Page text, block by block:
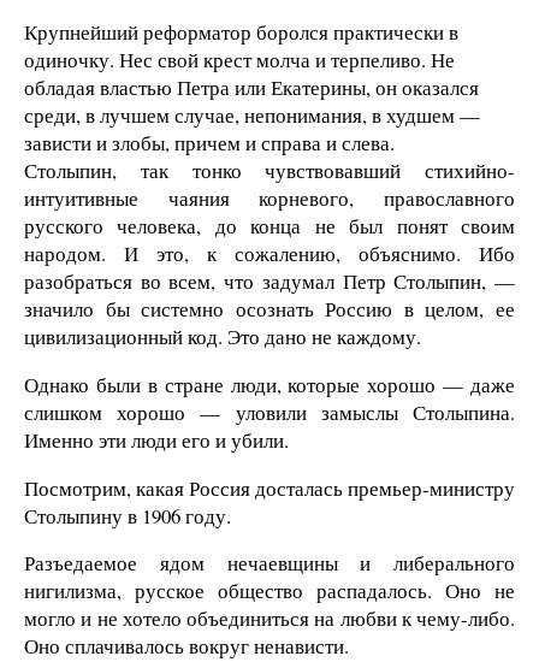
Крупнейший реформатор боролся практически в
одиночку. Нес свой крест молча и терпеливо. Не
обладая властью Петра или Екатерины, он оказался
среди, в лучшем случае, непонимания, в худшем —
зависти и злобы, причем и справа и слева.
Столыпин, так тонко чувствовавший стихийно-
интуитивные чаяния корневого, православного
русского человека, до конца не был понят своим
народом. И это, к сожалению, объяснимо. Ибо
разобраться во всем, что задумал Петр Столыпин, —
значило бы системно осознать Россию в целом, ее
цивилизационный код. Это дано не каждому.
Однако были в стране люди, которые хорошо — даже
слишком хорошо — уловили замыслы Столыпина.
Именно эти люди его и убили.
Посмотрим, какая Россия досталась премьер-министру
Столыпину в 1906 году.
Разъедаемое ядом нечаевщины и либерального
нигилизма, русское общество распадалось. Оно не
могло и не хотело объединиться на любви к чему-либо.
Оно сплачивалось вокруг ненависти.